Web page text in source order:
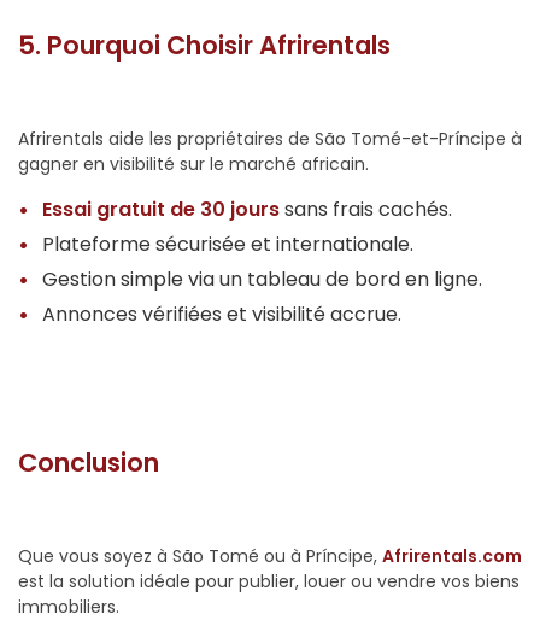
5. Pourquoi Choisir Afrirentals
Afrirentals aide les propriétaires de São Tomé-et-Príncipe à
gagner en visibilité sur le marché africain.
Essai gratuit de 30 jourssans frais cachés.
Plateforme sécurisée et internationale.
Gestion simple via un tableau de bord en ligne.
Annonces vérifiées et visibilité accrue.
Conclusion
Que vous soyez à São Tomé ou à Príncipe, Afrirentals.com
est la solution idéale pour publier, louer ou vendre vos biens
immobiliers.